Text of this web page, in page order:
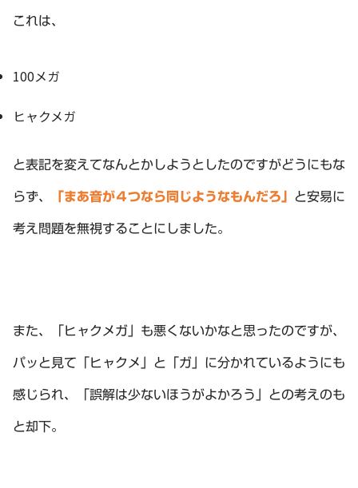
これは、
100メガ
ヒャクメガ
と表記を変えてなんとかしようとしたのですがどうにもな
らず、 「まあ音が４つなら同じようなもんだろ」 と安易に
考え問題を無視することにしました。
また、「ヒャクメガ」も悪くないかなと思ったのですが、
パッと見て「ヒャクメ」と「ガ」に分かれているようにも
感じられ、「誤解は少ないほうがよかろう」との考えのも
と却下。